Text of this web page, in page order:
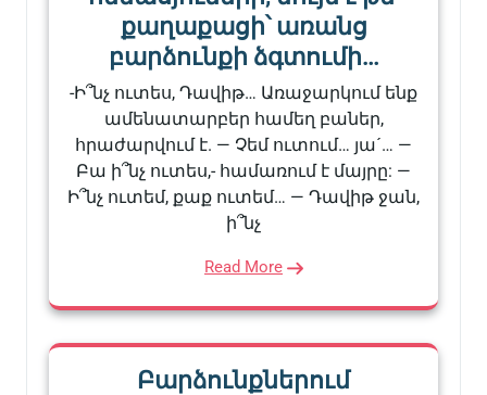
քաղաքացի՝ առանց
բարձունքի ձգտումի…
-Ի՞նչ ուտես, Դավիթ… Առաջարկում ենք
ամենատարբեր համեղ բաներ,
հրաժարվում է. — Չեմ ուտում… յա´… —
Բա ի՞նչ ուտես,- համառում է մայրը: —
Ի՞նչ ուտեմ, քաք ուտեմ… — Դավիթ ջան,
ի՞նչ
Read More
Բարձունքներում